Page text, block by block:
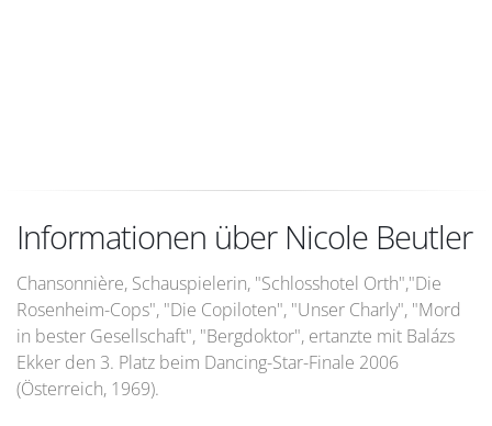
Informationen über Nicole Beutler
Chansonnière, Schauspielerin, "Schlosshotel Orth","Die
Rosenheim-Cops", "Die Copiloten", "Unser Charly", "Mord
in bester Gesellschaft", "Bergdoktor", ertanzte mit Balázs
Ekker den 3. Platz beim Dancing-Star-Finale 2006
(Österreich, 1969).